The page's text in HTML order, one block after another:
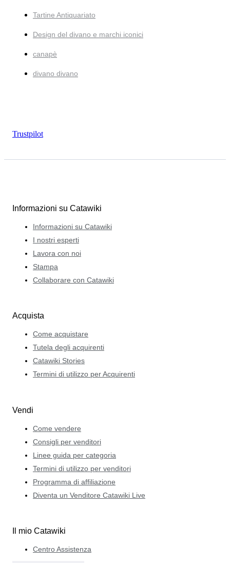
Tartine Antiquariato
Design del divano e marchi iconici
canapè
divano divano
Trustpilot
Informazioni su Catawiki
Informazioni su Catawiki
I nostri esperti
Lavora con noi
Stampa
Collaborare con Catawiki
Acquista
Come acquistare
Tutela degli acquirenti
Catawiki Stories
Termini di utilizzo per Acquirenti
Vendi
Come vendere
Consigli per venditori
Linee guida per categoria
Termini di utilizzo per venditori
Programma di affiliazione
Diventa un Venditore Catawiki Live
Il mio Catawiki
Centro Assistenza